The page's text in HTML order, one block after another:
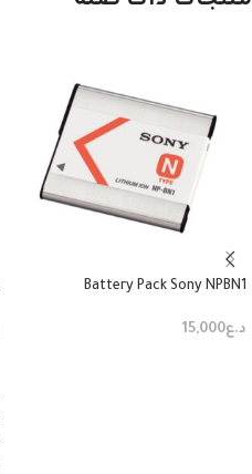
Battery Pack Sony NPBN1
د.ع15,000